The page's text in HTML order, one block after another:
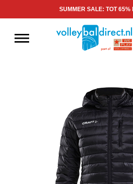
SUMMER SALE: TOT 65%